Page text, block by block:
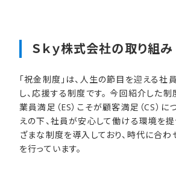
Ｓｋｙ株式会社の​取り組み
「祝金制度」は、人生の節目を迎える
し、応援する制度です。 今回紹介した制
業員満足（ES）こそが顧客満足（CS）に
えの下、社員が安心して働ける環境を提
ざまな制度を導入しており、時代に合
を行っています。